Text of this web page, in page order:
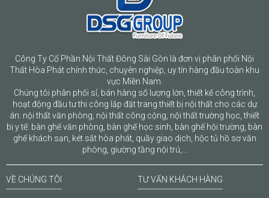
Công Ty Cổ Phần Nội Thất Đông Sài Gòn là đơn vị phân phối Nội
Thất Hòa Phát chính thức, chuyên nghiệp, uy tín hàng đầu toàn khu
vực Miền Nam.
Chúng tôi phân phối sỉ, bán hàng số lượng lớn, thiết kế công trình,
hoạt động đầu tư thi công lắp đặt trang thiết bị nội thất cho các dự
án: nội thất văn phòng, nội thất công cộng, nội thất trường học, thiết
bị y tế: bàn ghế văn phòng, bàn ghế học sinh, bàn ghế hội trường, bàn
ghế khách sạn, két sắt hòa phát, quầy giao dịch, hộc tủ hồ sơ văn
phòng, giường tầng nội trú,...
VỀ CHÚNG TÔI TƯ VẤN KHÁCH HÀNG